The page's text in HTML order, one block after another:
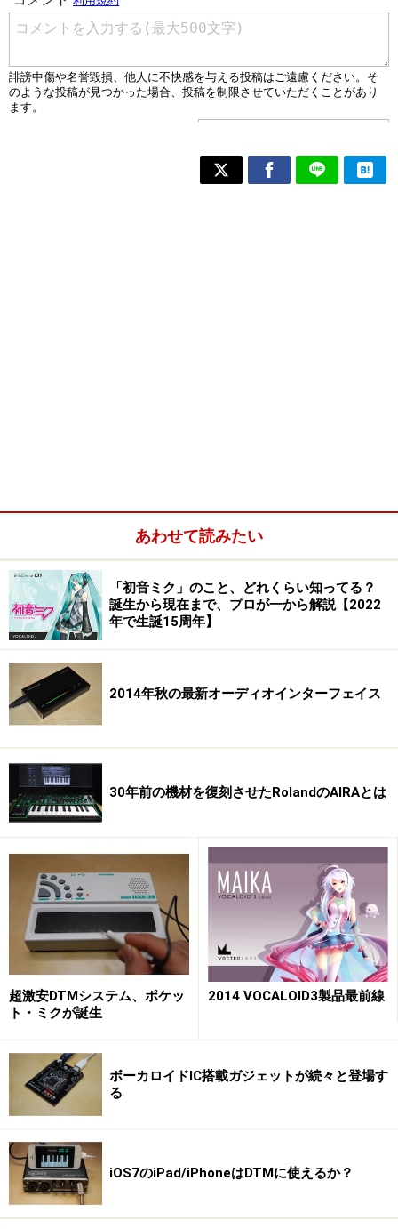
あわせて読みたい
「初音ミク」のこと、どれくらい知ってる？
誕生から現在まで、プロが一から解説【2022
年で生誕15周年】
2014年秋の最新オーディオインターフェイス
30年前の機材を復刻させたRolandのAIRAとは
超激安DTMシステム、ポケッ
ト・ミクが誕生
2014 VOCALOID3製品最前線
ボーカロイドIC搭載ガジェットが続々と登場す
る
iOS7のiPad/iPhoneはDTMに使えるか？